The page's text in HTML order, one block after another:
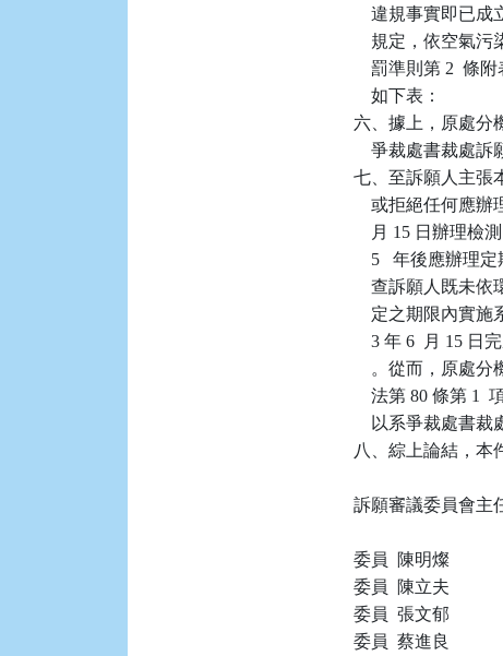
違規事實即已
規定，依空氣
罰準則第 2  條
    如下表：
六、據上，原處分
爭裁處書裁處
七、至訴願人主張
或拒絕任何應
月 15 日辦理
5   年後應辦
查訴願人既未依
定之期限內實
3 年 6  月 15
。從而，原處
法第 80 條第 1
以系爭裁處書
八、綜上論結，本
訴願審議委員會主
委員  陳明燦
委員  陳立夫
委員  張文郁
委員  蔡進良